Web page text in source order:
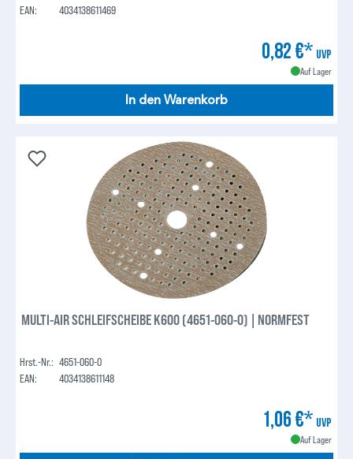
EAN:
4034138611469
0,82 €* UVP
Auf Lager
In den Warenkorb
MULTI-AIR SCHLEIFSCHEIBE K600 (4651-060-0) | NORMFEST
Hrst.-Nr.: 4651-060-0
EAN:
4034138611148
1,06 €* UVP
Auf Lager